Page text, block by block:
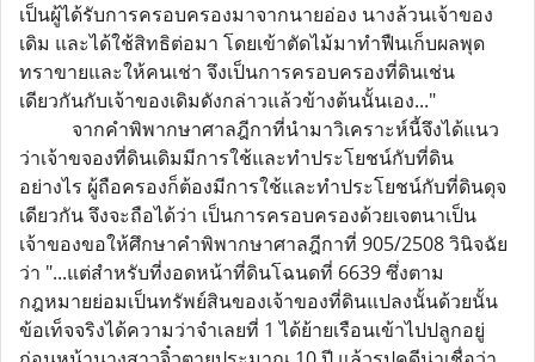
เป็นผู้ได้รับการครอบครองมาจากนายอ่อง นางล้วนเจ้าของ
เดิม และได้ใช้สิทธิต่อมา โดยเข้าตัดไม้มาทำฟืนเก็บผลพุด
ทราขายและให้คนเช่า จึงเป็นการครอบครองที่ดินเช่น
เดียวกันกับเจ้าของเดิมดังกล่าวแล้วข้างต้นนั้นเอง..."
จากคำพิพากษาศาลฎีกาที่นำมาวิเคราะห์นี้จึงได้แนว
ว่าเจ้าขจองที่ดินเดิมมีการใช้และทำประโยชน์กับที่ดิน
อย่างไร ผู้ถือครองก็ต้องมีการใช้และทำประโยชน์กับที่ดินดุจ
เดียวกัน จึงจะถือได้ว่า เป็นการครอบครองด้วยเจตนาเป็น
เจ้าของขอให้ศึกษาคำพิพากษาศาลฎีกาที่ 905/2508 วินิจฉัย
ว่า "...แต่สำหรับที่งอดหน้าที่ดินโฉนดที่ 6639 ซึ่งตาม
กฎหมายย่อมเป็นทรัพย์สินของเจ้าของที่ดินแปลงนั้นด้วยนั้น
ข้อเท็จจริงได้ความว่าจำเลยที่ 1 ได้ย้ายเรือนเข้าไปปลูกอยู่